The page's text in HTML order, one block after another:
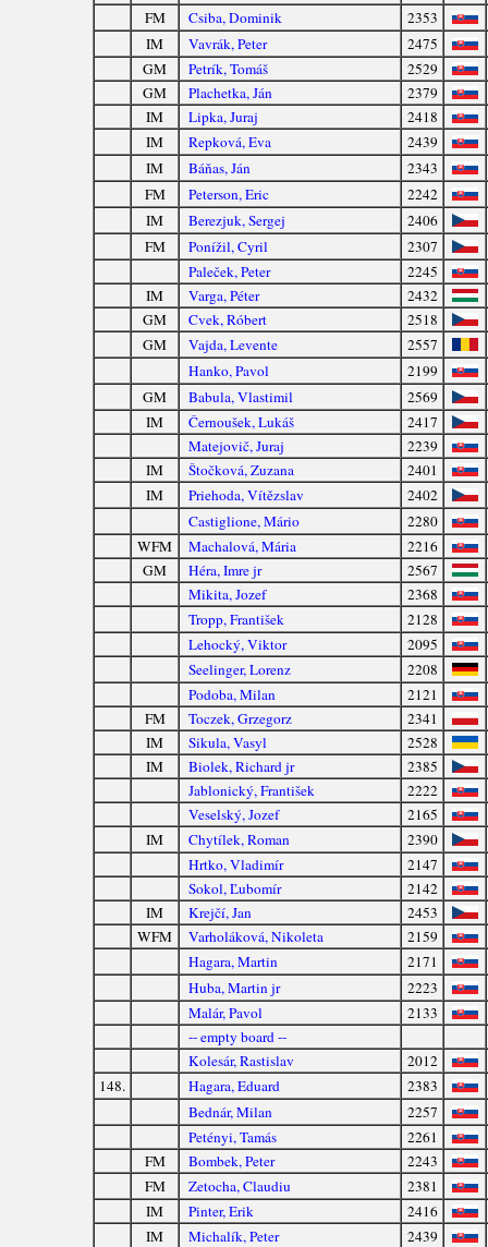
FM
Csiba, Dominik
2353
IM
Vavrák, Peter
2475
GM
Petrík, Tomáš
2529
GM
Plachetka, Ján
2379
IM
Lipka, Juraj
2418
IM
Repková, Eva
2439
IM
Báňas, Ján
2343
FM
Peterson, Eric
2242
IM
Berezjuk, Sergej
2406
FM
Ponížil, Cyril
2307
Paleček, Peter
2245
IM
Varga, Péter
2432
GM
Cvek, Róbert
2518
GM
Vajda, Levente
2557
Hanko, Pavol
2199
GM
Babula, Vlastimil
2569
IM
Černoušek, Lukáš
2417
Matejovič, Juraj
2239
IM
Štočková, Zuzana
2401
IM
Priehoda, Vítězslav
2402
Castiglione, Mário
2280
WFM
Machalová, Mária
2216
GM
Héra, Imre jr
2567
Mikita, Jozef
2368
Tropp, František
2128
Lehocký, Viktor
2095
Seelinger, Lorenz
2208
Podoba, Milan
2121
FM
Toczek, Grzegorz
2341
IM
Sikula, Vasyl
2528
IM
Biolek, Richard jr
2385
Jablonický, František
2222
Veselský, Jozef
2165
IM
Chytílek, Roman
2390
Hrtko, Vladimír
2147
Sokol, Ľubomír
2142
IM
Krejčí, Jan
2453
WFM
Varholáková, Nikoleta
2159
Hagara, Martin
2171
Huba, Martin jr
2223
Malár, Pavol
2133
-- empty board --
Kolesár, Rastislav
2012
148.
Hagara, Eduard
2383
Bednár, Milan
2257
Petényi, Tamás
2261
FM
Bombek, Peter
2243
FM
Zetocha, Claudiu
2381
IM
Pinter, Erik
2416
IM
Michalík, Peter
2439